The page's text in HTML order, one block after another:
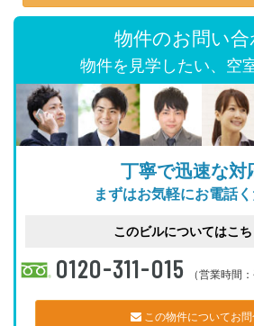
物件のお問い合
物件を見学したい、空
丁寧で迅速な対
まずはお気軽にお電話く
このビルについてはこ
0120-311-015 （営業時間
この物件についてお問